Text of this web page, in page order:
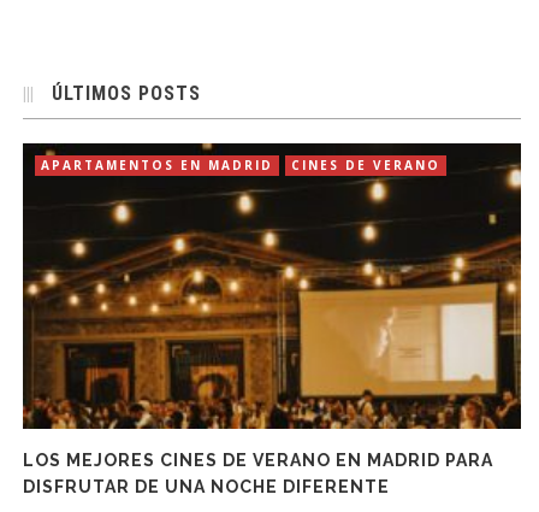
ÚLTIMOS POSTS
APARTAMENTOS EN MADRID CINES DE VERANO
LOS MEJORES CINES DE VERANO EN MADRID PARA
DISFRUTAR DE UNA NOCHE DIFERENTE